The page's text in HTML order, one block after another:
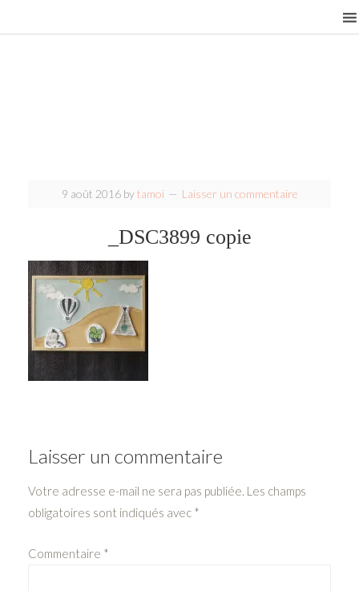
9 août 2016bytamoi Laisser un commentaire
_DSC3899 copie
Laisser un commentaire
Votre adresse e-mail ne sera pas publiée. Les champs
obligatoires sont indiqués avec *
Commentaire *